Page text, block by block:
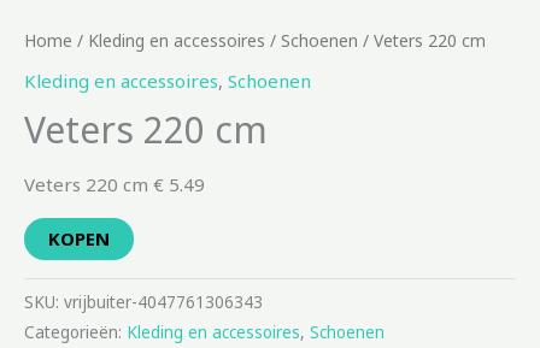
Home / Kleding en accessoires / Schoenen / Veters 220 cm
Kleding en accessoires, Schoenen
Veters 220 cm
Veters 220 cm € 5.49
KOPEN
SKU: vrijbuiter-4047761306343
Categorieën: Kleding en accessoires, Schoenen